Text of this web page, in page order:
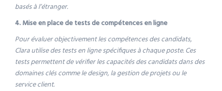
basés à l’étranger.
4. Mise en place de tests de compétences en ligne
Pour évaluer objectivement les compétences des candidats,
Clara utilise des tests en ligne spécifiques à chaque poste. Ces
tests permettent de vérifier les capacités des candidats dans des
domaines clés comme le design, la gestion de projets ou le
service client.